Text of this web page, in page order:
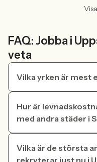
FAQ: Jobba i
veta
Vilka yrken är mest
Hur är
med andra städer i
Vilka är de största
rekryterar just nu i